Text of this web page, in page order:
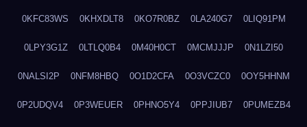
0KFC83WS 0KHXDLT8 0KO7R0BZ 0LA240G7 0LIQ91PM
0LPY3G1Z 0LTLQ0B4 0M40H0CT 0MCMJJJP 0N1LZI50
0NALSI2P 0NFM8HBQ 0O1D2CFA 0O3VCZC0 0OY5HHNM
0P2UDQV4 0P3WEUER 0PHNO5Y4 0PPJIUB7 0PUMEZB4